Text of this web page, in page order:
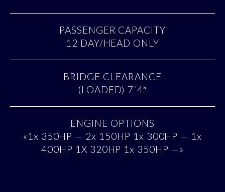
PASSENGER CAPACITY
12 DAY/HEAD ONLY
BRIDGE CLEARANCE
(LOADED) 7´4″
ENGINE OPTIONS
«1x 350HP — 2x 150HP 1x 300HP — 1x
400HP 1X 320HP 1x 350HP —»